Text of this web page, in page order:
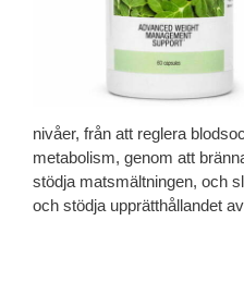
nivåer, från att reglera
metabolism, genom att
stödja matsmältningen, och
och stödja upprätthållandet